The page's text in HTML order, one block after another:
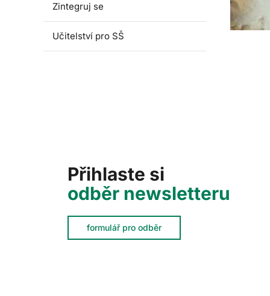
Zintegruj se
Učitelství pro SŠ
Přihlaste si
odběr newsletteru
formulář pro odběr